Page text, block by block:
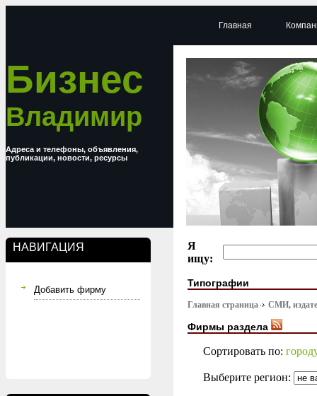
Бизнес
Владимир
Адреса и телефоны, объявления,
публикации, новости, ресурсы
НАВИГАЦИЯ
Добавить фирму
Главная
Я
ищу:
Типографии
Главная страница СМИ,
Фирмы раздела
Сортировать по:
Выберите регион: